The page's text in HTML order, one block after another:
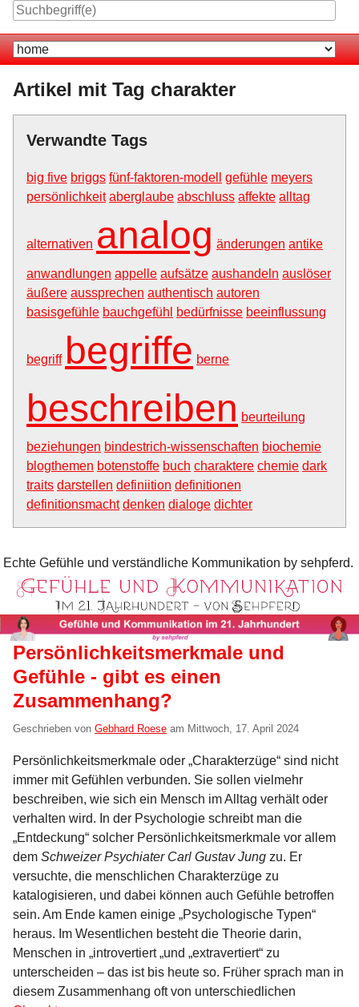
Skip
content
Navigation
Artikel mit Tag charakter
Verwandte Tags
big five briggs fünf-faktoren-modell gefühle meyers
persönlichkeit aberglaube abschluss affekte alltag
alternativen analog änderungen antike
anwandlungen appelle aufsätze aushandeln auslöser
äußere aussprechen authentisch autoren
basisgefühle bauchgefühl bedürfnisse beeinflussung
begriff begriffe berne
beschreiben beurteilung
beziehungen bindestrich-wissenschaften biochemie
blogthemen botenstoffe buch charaktere chemie dark
traits darstellen definiition definitionen
definitionsmacht denken dialoge dichter
Echte Gefühle und verständliche Kommunikation by sehpferd.
Persönlichkeitsmerkmale und
Gefühle - gibt es einen
Zusammenhang?
Geschrieben von Gebhard Roese am Mittwoch, 17. April 2024
Persönlichkeitsmerkmale oder „Charakterzüge“ sind nicht
immer mit Gefühlen verbunden. Sie sollen vielmehr
beschreiben, wie sich ein Mensch im Alltag verhält oder
verhalten wird. In der Psychologie schreibt man die
„Entdeckung“ solcher Persönlichkeitsmerkmale vor allem
dem Schweizer Psychiater Carl Gustav Jung zu. Er
versuchte, die menschlichen Charakterzüge zu
katalogisieren, und dabei können auch Gefühle betroffen
sein. Am Ende kamen einige „Psychologische Typen“
heraus. Im Wesentlichen besteht die Theorie darin,
Menschen in „introvertiert „und „extravertiert“ zu
unterscheiden – das ist bis heute so. Früher sprach man in
diesem Zusammenhang oft von unterschiedlichen